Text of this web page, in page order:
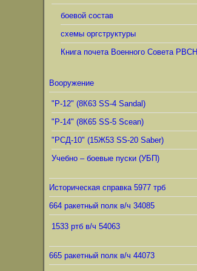
боевой состав
схемы оргструктуры
Книга почета Военного Совета РВСН
Вооружение
"Р-12" (8К63 SS-4 Sandal)
"Р-14" (8К65 SS-5 Scean)
"РСД-10" (15Ж53 SS-20 Saber)
Учебно – боевые пуски (УБП)
Историческая справка 5977 трб
664 ракетный полк в/ч 34085
1533 ртб в/ч 54063
665 ракетный полк в/ч 44073